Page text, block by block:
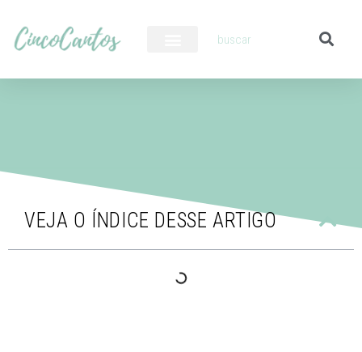
VEJA O ÍNDICE DESSE ARTIGO